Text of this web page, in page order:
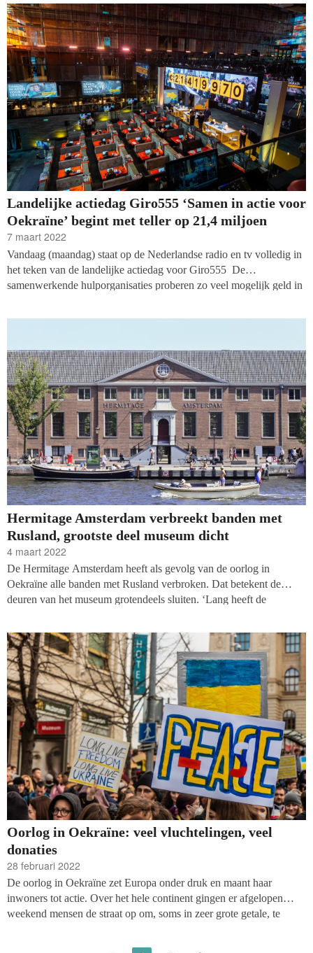
de samenwerkende hulporganisaties. Het gironummer
(NL08INGB0000000555) blijft de komende dagen nog open, dus
de verwachting is dat het bedrag de komende dagen nog oploopt.
Landelijke actiedag Giro555 ‘Samen in actie voor
Oekraïne’ begint met teller op 21,4 miljoen
7 maart 2022
Vandaag (maandag) staat op de Nederlandse radio en tv volledig in
het teken van de landelijke actiedag voor Giro555 De
samenwerkende hulporganisaties proberen zo veel mogelijk geld in
verkeren. Het gironummer (NL08INGB0000000555) is al een
Hermitage Amsterdam verbreekt banden met
Rusland, grootste deel museum dicht
4 maart 2022
De Hermitage Amsterdam heeft als gevolg van de oorlog in
Oekraïne alle banden met Rusland verbroken. Dat betekent de
deuren van het museum grotendeels sluiten. ‘Lang heeft de
het Rusland van Poetin. De recente aanval van Rusland op
Oekraïne maakt deze afzijdigheid niet langer houdbaar,’ schrijft het
museum in een verklaring.
Oorlog in Oekraïne: veel vluchtelingen, veel
donaties
28 februari 2022
De oorlog in Oekraïne zet Europa onder druk en maant haar
inwoners tot actie. Over het hele continent gingen er afgelopen
weekend mensen de straat op om, soms in zeer grote getale, te
de reactie op het geweld niet achter. Honderdduizenden mensen